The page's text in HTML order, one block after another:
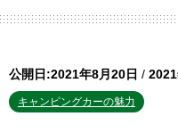
公開日:2021年8月20日 /
キャンピングカーの魅力